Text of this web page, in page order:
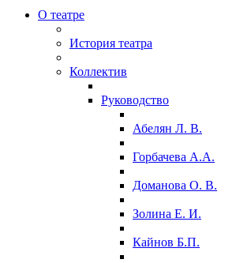
О театре
История театра
Коллектив
Руководство
Абелян Л. В.
Горбачева А.А.
Доманова О. В.
Золина Е. И.
Кайнов Б.П.